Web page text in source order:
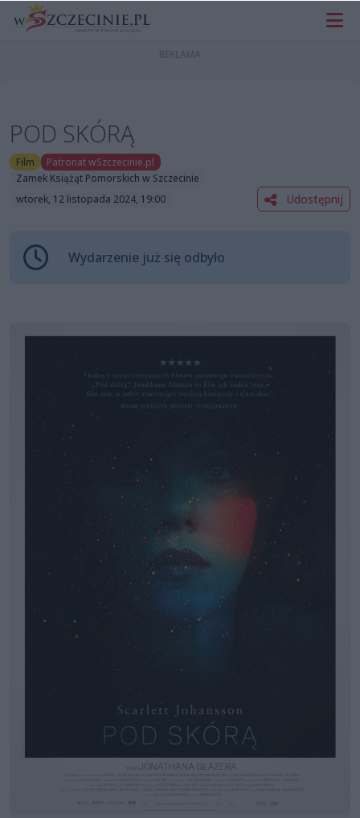
POD SKÓRĄ
Film
Patronat wSzczecinie.pl
Zamek Książąt Pomorskich w Szczecinie
wtorek, 12 listopada 2024, 19:00
Udostępnij
Wydarzenie już się odbyło